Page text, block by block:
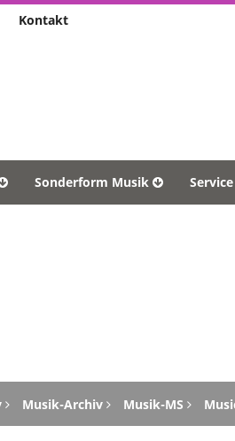
Kontakt
Sonderform Musik Service
Musik-Archiv Musik-MS